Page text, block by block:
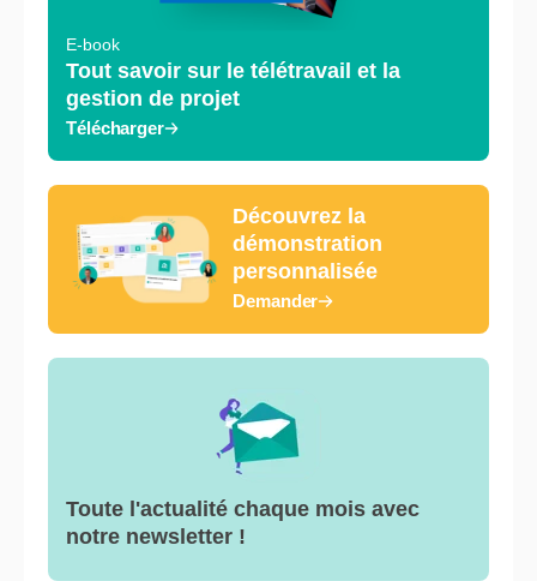
E-book
Tout savoir sur le télétravail et la
gestion de projet
Télécharger
Découvrez la
démonstration
personnalisée
Demander
Toute l'actualité chaque mois avec
notre newsletter !